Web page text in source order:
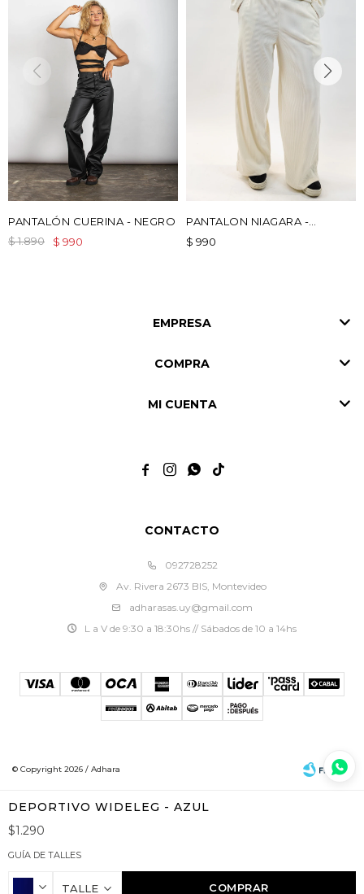
DEPORTIVO WIDELEG - AZUL
$1.290
GUÍA DE TALLES
TALLE COMPRAR
PANTALÓN CUERINA - NEGRO
$ 990
$1.890
PANTALON NIAGARA -
BLANCO
$ 990
CONTACTO
092728252
Av. Rivera 2673 BIS, Montevideo
adharasas.uy@gmail.com
L a V de 9:30 a 18:30hs // Sábados de 10 a 14hs
EMPRESA
COMPRA
MI CUENTA
   
© Copyright 2026 / Adhara